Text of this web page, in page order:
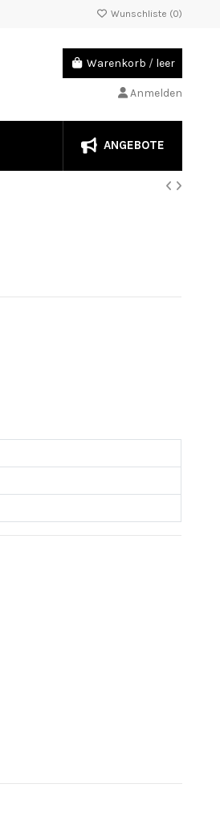
Wunschliste (0)
Warenkorb / leer
Anmelden
ANGEBOTE